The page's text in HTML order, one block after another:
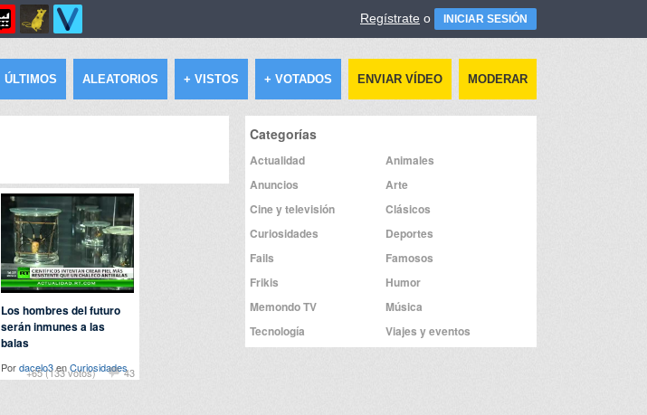
Regístrate o INICIAR SESIÓN
ÚLTIMOS ALEATORIOS + VISTOS + VOTADOS ENVIAR VÍDEO MODERAR
+65 (133 votos) 43
Los hombres del futuro
serán inmunes a las
balas
Pordacelo3enCuriosidades
Categorías
Actualidad
Animales
Anuncios
Arte
Cine y televisión
Clásicos
Curiosidades
Deportes
Fails
Famosos
Frikis
Humor
Memondo TV
Música
Tecnología
Viajes y eventos